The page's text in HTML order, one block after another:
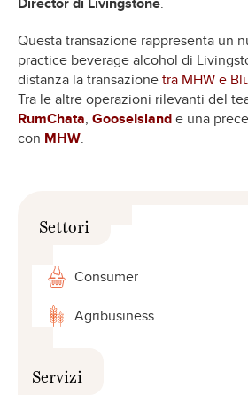
Questa transazione rappresenta un
practice beverage alcohol di
distanza la transazione tra MHW e
Tra le altre operazioni rilevanti del
RumChata, GooseIsland e una
con MHW.
Settori
Consumer
Agribusiness
Servizi